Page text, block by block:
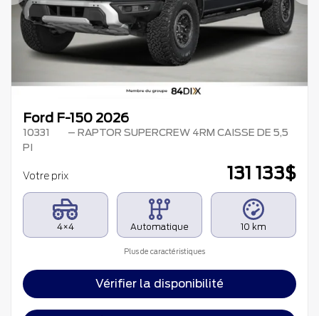
Ford F-150 2026
10331
– RAPTOR SUPERCREW 4RM CAISSE DE 5,5
PI
Votre prix 131 133$
4×4 Automatique 10 km
Plus de caractéristiques
Vérifier la disponibilité